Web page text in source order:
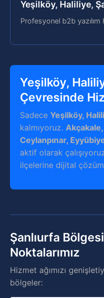
Yeşilköy, Haliliye,
Profesyonel b2b yazılım
Yeşilköy,
Çevresinde
Sadece Yeşilköy,
kalmıyoruz.
Ceylanpınar,
aktif olarak
ilçelerine dijital
Şanlıurfa
Noktalarımız
Hizmet ağımızı
bölgeler: